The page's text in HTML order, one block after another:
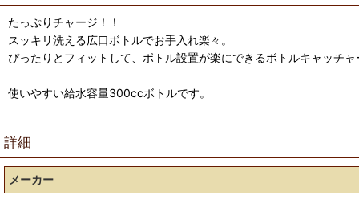
たっぷりチャージ！！
スッキリ洗える広口ボトルでお手入れ楽々。
ぴったりとフィットして、ボトル設置が楽にできるボトルキャッチャ
使いやすい給水容量300ccボトルです。
詳細
メーカー